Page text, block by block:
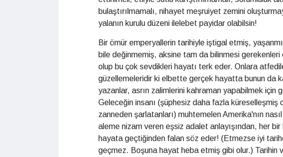
bulaştırılmamalı, nihayet meşruiyet zemini
yalanın kurulu düzeni ilelebet payidar olabilsin!
Bir ömür emperyallerin tarihiyle iştigal etmiş,
bile değinmemiş, aksine tam da bilinmesi
olup bu çok sevdikleri hayatı terk eder. Onlara
güzellemeleridir ki elbette gerçek hayatta bunun da
yazanlar, asrın zalimlerini kahraman yapabilmek için
Geleceğin insanı (şüphesiz daha fazla küreselleşmiş
zanneden şarlatanları) muhtemelen Amerika'nın
aleme nizam veren eşsiz adalet anlayışından, her
hayata geçtiğinden falan söz eder! (Etmezse iyi
geçmez. Boşuna hayat heba etmiş gibi olur.) Tarihin